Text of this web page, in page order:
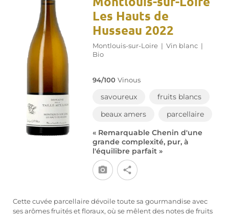
Les Hauts de
Husseau 2022
Montlouis-sur-Loire | Vin blanc |
Bio
94/100 Vinous
savoureux
fruits blancs
beaux amers
parcellaire
« Remarquable Chenin d'une
grande complexité, pur, à
l'équilibre parfait »
Cette cuvée parcellaire dévoile toute sa gourmandise avec
ses arômes fruités et floraux, où se mêlent des notes de fruits